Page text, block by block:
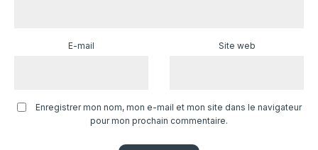
E-mail Site web
Enregistrer mon nom, mon e-mail et mon site dans le navigateur
pour mon prochain commentaire.